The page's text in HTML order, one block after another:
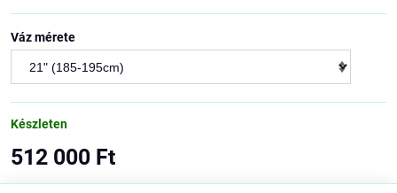
Váz mérete
Készleten
512 000 Ft